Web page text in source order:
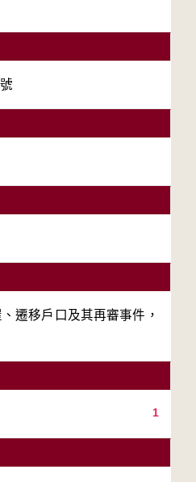
遷移戶口及其再審事件，
1